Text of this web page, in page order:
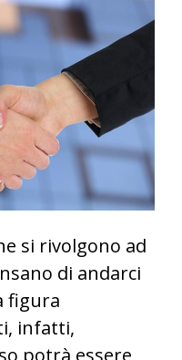
si rivolgono ad
di andarci
figura
infatti,
potrà essere